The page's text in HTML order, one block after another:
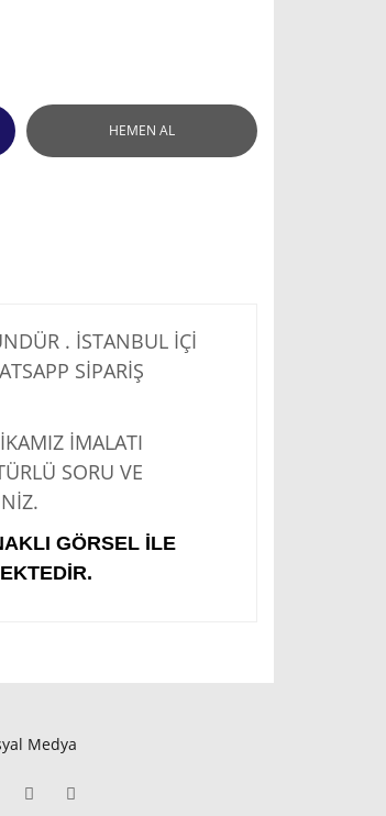
HEMEN AL
. İSTANBUL İÇİ
SİPARİŞ
İMALATI
SORU VE
GÖRSEL İLE
Medya